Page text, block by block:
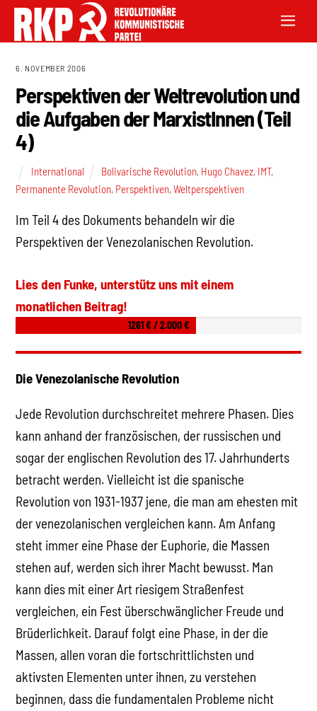
6. NOVEMBER 2006
Perspektiven der Weltrevolution und
die Aufgaben der MarxistInnen (Teil
4)
International Bolivarische Revolution, Hugo Chavez, IMT,
Permanente Revolution, Perspektiven,Weltperspektiven
Im Teil 4 des Dokuments behandeln wir die
Perspektiven der Venezolanischen Revolution.
Lies den Funke, unterstütz uns mit einem
monatlichen Beitrag!
1261 € / 2.000 €
Die Venezolanische Revolution
Jede Revolution durchschreitet mehrere Phasen. Dies
kann anhand der französischen, der russischen und
sogar der englischen Revolution des 17. Jahrhunderts
betracht werden. Vielleicht ist die spanische
Revolution von 1931-1937 jene, die man am ehesten mit
der venezolanischen vergleichen kann. Am Anfang
steht immer eine Phase der Euphorie, die Massen
stehen auf, werden sich ihrer Macht bewusst. Man
kann dies mit einer Art riesigem Straßenfest
vergleichen, ein Fest überschwänglicher Freude und
Brüderlichkeit. Darauf folgt eine Phase, in der die
Massen, allen voran die fortschrittlichsten und
aktivsten Elementen unter ihnen, zu verstehen
beginnen, dass die fundamentalen Probleme nicht